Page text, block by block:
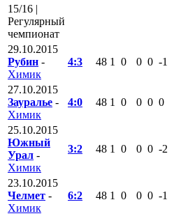
15/16 |
Регулярный
чемпионат
29.10.2015
Рубин -
Химик
4:3 48 1 0 0 0 -1
27.10.2015
Зауралье -
Химик
4:0 48 1 0 0 0 0
25.10.2015
Южный
Урал -
Химик
3:2 48 1 0 0 0 -2
23.10.2015
Челмет -
Химик
6:2 48 1 0 0 0 -1